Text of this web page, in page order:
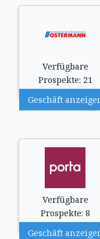
Verfügbare
Prospekte: 21
Geschäft
Verfügbare
Prospekte: 8
Geschäft